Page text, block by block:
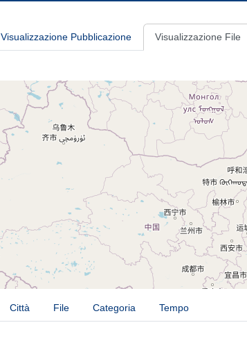
Visualizzazione Pubblicazione Visualizzazione File
Città File Categoria Tempo